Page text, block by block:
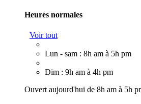
Heures normales
Voir tout
Lun - sam : 8h am à 5h pm
Dim : 9h am à 4h pm
Ouvert aujourd'hui de 8h am à 5h